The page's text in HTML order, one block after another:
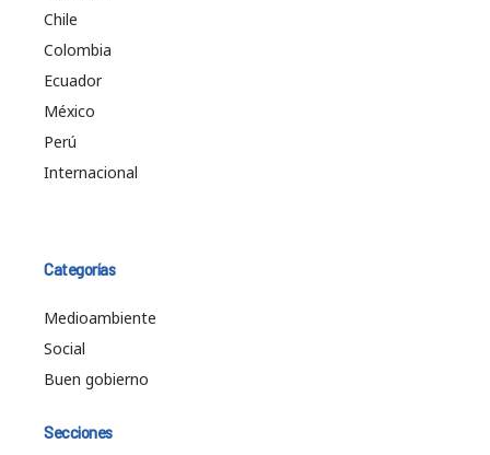
Chile
Colombia
Ecuador
México
Perú
Internacional
Categorías
Medioambiente
Social
Buen gobierno
Secciones